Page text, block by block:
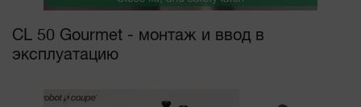
CL 50 Gourmet - монтаж и ввод в
эксплуатацию